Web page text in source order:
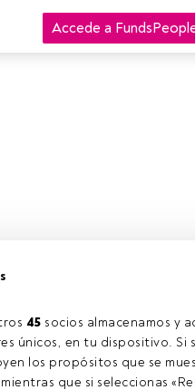
45 socios almacenamos y
únicos, en tu dispositivo. Si
los propósitos que se
que si seleccionas
Accede a